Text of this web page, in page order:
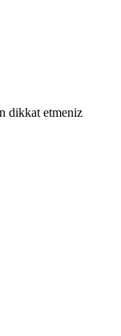
dikkat etmeniz